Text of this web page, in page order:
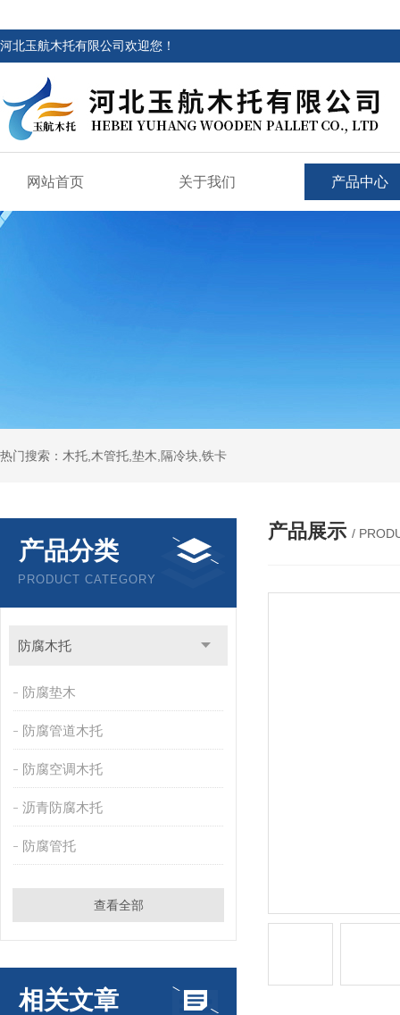
河北玉航木托有限公司欢迎您！
网站首页 关于我们 产品中心
热门搜索：木托,木管托,垫木,隔冷块,铁卡
产品分类
PRODUCT CATEGORY
防腐木托
防腐垫木
防腐管道木托
防腐空调木托
沥青防腐木托
防腐管托
查看全部
相关文章
产品展示 /